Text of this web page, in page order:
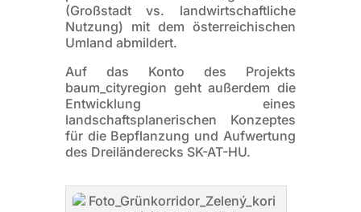
(Großstadt vs. landwirtschaftliche
Nutzung) mit dem österreichischen
Umland abmildert.
Auf das Konto des Projekts
baum_cityregion geht außerdem die
Entwicklung eines
landschaftsplanerischen Konzeptes
für die Bepflanzung und Aufwertung
des Dreiländerecks SK-AT-HU.